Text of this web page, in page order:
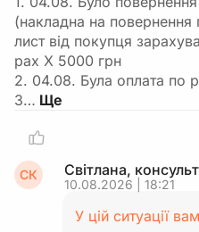
(накладна на
лист від покупця
рах Х 5000 грн
2. 04.08. Була оплата по
3…
СК Світлана,
10.08.2026 | 18:21
У цій ситуації